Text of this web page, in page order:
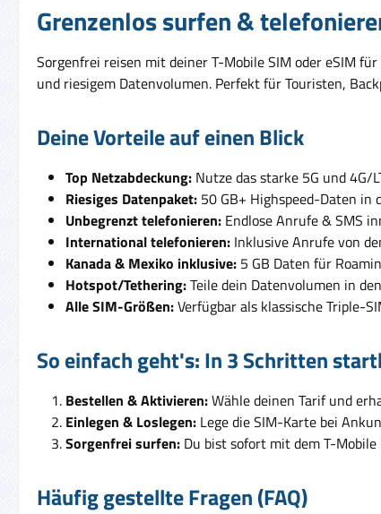
Grenzenlos surfen &
Sorgenfrei reisen mit deiner T-Mobile SIM oder eSIM
und riesigem Datenvolumen. Perfekt für Touristen,
Deine Vorteile auf einen Blick
Top Netzabdeckung: Nutze das starke 5G und 4G/
Riesiges Datenpaket: 50 GB+ Highspeed-Daten in
Unbegrenzt telefonieren: Endlose Anrufe & SMS
International telefonieren: Inklusive Anrufe von
Kanada & Mexiko inklusive: 5 GB Daten für
Hotspot/Tethering:Teile dein Datenvolumen in
Alle SIM-Größen:Verfügbar als klassische Triple-
So einfach geht's: In 3 Schritten
Bestellen & Aktivieren:Wähle deinen Tarif und
Einlegen & Loslegen: Lege die SIM-Karte bei
Sorgenfrei surfen: Du bist sofort mit dem T-
Häufig gestellte Fragen (FAQ)